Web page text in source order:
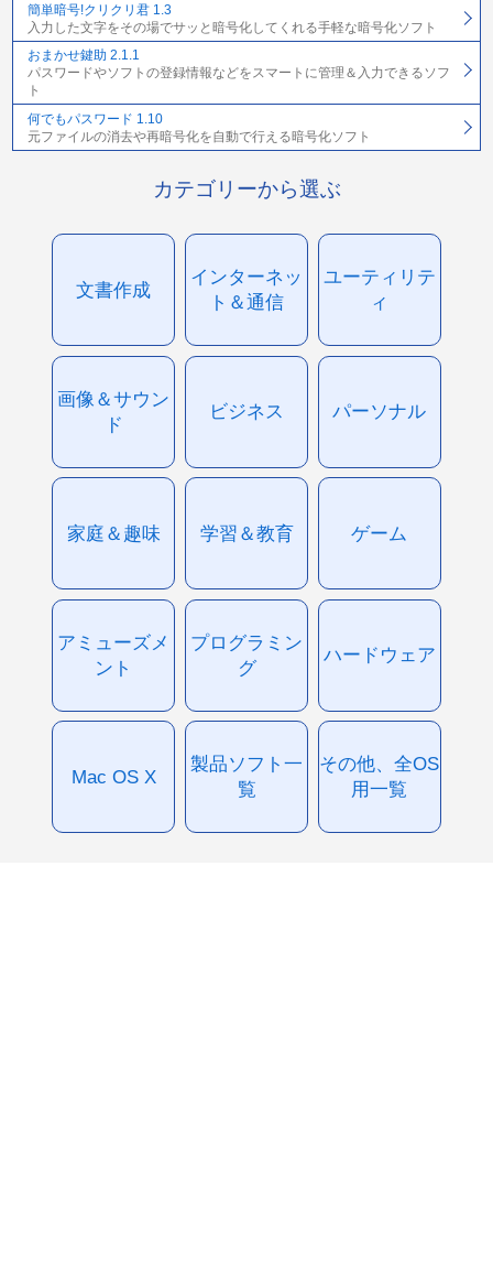
簡単暗号!クリクリ君 1.3
入力した文字をその場でサッと暗号化してくれる手軽な暗号化ソフト
おまかせ鍵助 2.1.1
パスワードやソフトの登録情報などをスマートに管理＆入力できるソフ
ト
何でもパスワード 1.10
元ファイルの消去や再暗号化を自動で行える暗号化ソフト
カテゴリーから選ぶ
文書作成
インターネッ
ト＆通信
ユーティリテ
ィ
画像＆サウン
ド
ビジネス パーソナル
家庭＆趣味 学習＆教育 ゲーム
アミューズメ
ント
プログラミン
グ
ハードウェア
Mac OS X
製品ソフト一
覧
その他、全OS
用一覧